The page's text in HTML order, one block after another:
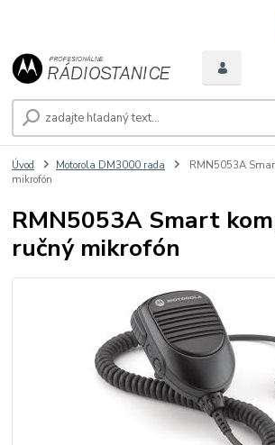
Úvod Motorola DM3000 rada
RMN5053A
mikrofón
RMN5053A Smart
ručný mikrofón